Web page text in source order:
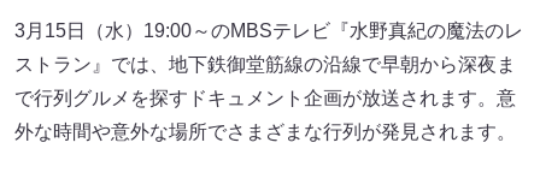
3月15日（水）19:00～のMBSテレビ『水野真紀の魔法のレ
ストラン』では、地下鉄御堂筋線の沿線で早朝から深夜ま
で行列グルメを探すドキュメント企画が放送されます。意
外な時間や意外な場所でさまざまな行列が発見されます。